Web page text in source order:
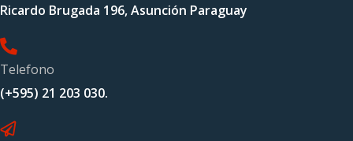
Ricardo Brugada 196, Asunción Paraguay
Telefono
(+595) 21 203 030.